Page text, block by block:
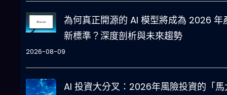
為何真正開源的 AI 模型將成為 2026 年
新標準？深度剖析與未來趨勢
2026-08-09
AI 投資大分叉：2026年風險投資的「馬